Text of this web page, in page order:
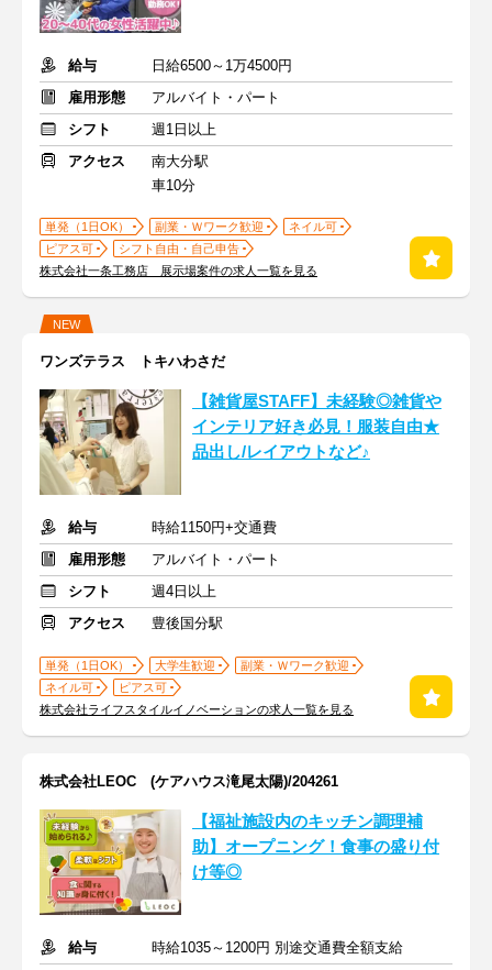
給与
日給6500～1万4500円
雇用形態
アルバイト・パート
シフト
週1日以上
アクセス
南大分駅
車10分
単発（1日OK） 副業・Ｗワーク歓迎
ネイル可
ピアス可
シフト自由・自己申告
株式会社一条工務店 展示場案件の求人一覧を見る
NEW
ワンズテラス トキハわさだ
【雑貨屋STAFF】未経験◎雑貨や
インテリア好き必見！服装自由★
品出し/レイアウトなど♪
給与
時給1150円+交通費
雇用形態
アルバイト・パート
シフト
週4日以上
アクセス
豊後国分駅
単発（1日OK） 大学生歓迎
副業・Ｗワーク歓迎
ネイル可
ピアス可
株式会社ライフスタイルイノベーションの求人一覧を見る
株式会社LEOC (ケアハウス滝尾太陽)/204261
【福祉施設内のキッチン調理補
助】オープニング！食事の盛り付
け等◎
給与
時給1035～1200円 別途交通費全額支給